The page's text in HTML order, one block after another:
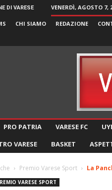
DI VARESE VENERDÌ, AGOSTO 7,
CHI SIAMO REDAZIONE
PRO PATRIA VARESE FC
VARESE
BASKET
Premio Varese Sport La
VARESE SPORT